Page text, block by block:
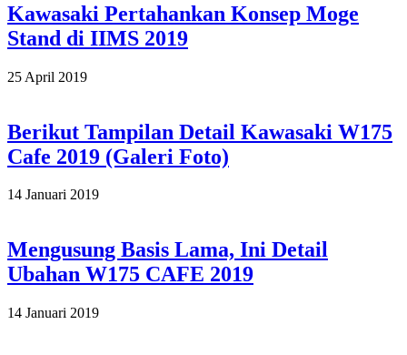
Kawasaki Pertahankan Konsep Moge
Stand di IIMS 2019
2019-
25 April 2019
Berikut Tampilan Detail Kawasaki W175
Cafe 2019 (Galeri Foto)
2019-
14 Januari 2019
Mengusung Basis Lama, Ini Detail
Ubahan W175 CAFE 2019
2019-
14 Januari 2019